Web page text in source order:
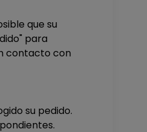
que su
para
contacto con
su pedido.